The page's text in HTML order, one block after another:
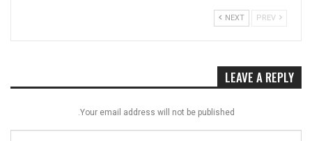
NEXT
LEAVE A REPLY
Your email address will not be published.